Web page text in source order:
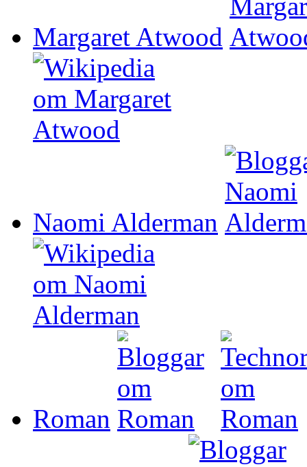
Margaret Atwood
Naomi Alderman
Roman